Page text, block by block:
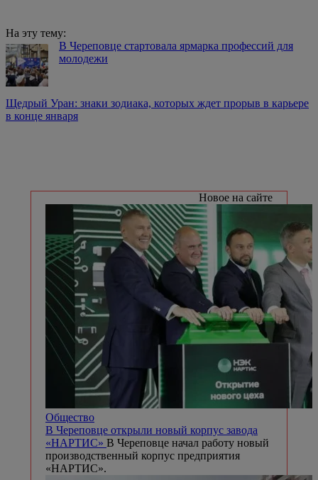
На эту тему:
В Череповце стартовала ярмарка профессий для
молодежи
Щедрый Уран: знаки зодиака, которых ждет прорыв в карьере
в конце января
Новое на сайте
Общество
В Череповце открыли новый корпус завода
«НАРТИС» В Череповце начал работу новый
производственный корпус предприятия
«НАРТИС».